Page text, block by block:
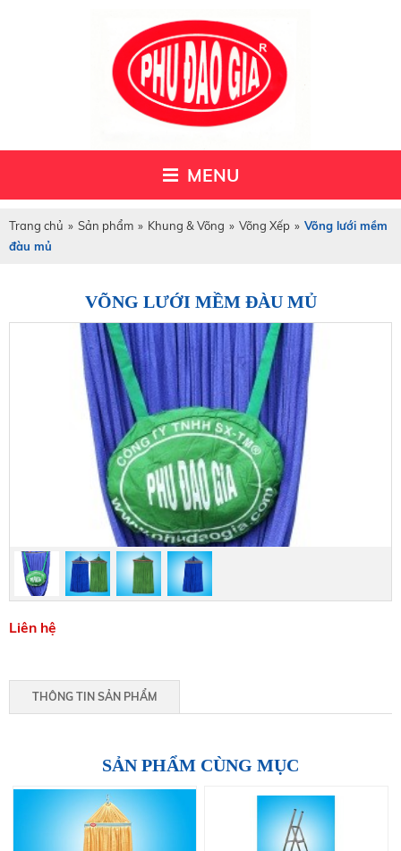
MENU
Trang chủ » Sản phẩm » Khung & Võng » Võng Xếp » Võng lưới mềm
đàu mủ
VÕNG LƯỚI MỀM ĐÀU MỦ
Liên hệ
THÔNG TIN SẢN PHẨM
SẢN PHẨM CÙNG MỤC